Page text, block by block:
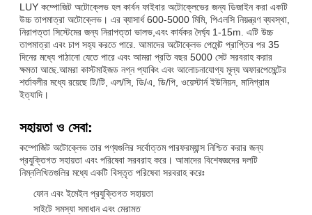
LUY কম্পোজিট অটোক্লেভ হল কার্বন ফাইবার অটোক্লেভের জন্য ডিজাইন করা একটি
উচ্চ তাপমাত্রা অটোক্লেভ। এর ব্যাসার্ধ 600-5000 মিমি, পিএলসি নিয়ন্ত্রণ ব্যবস্থা,
নিরাপত্তা সিস্টেমের জন্য নিরাপত্তা ভালভ,এবং কার্যকর দৈর্ঘ্য 1-15m. এটি উচ্চ
তাপমাত্রা এবং চাপ সহ্য করতে পারে. আমাদের অটোক্লেভ পেমেন্ট প্রাপ্তির পর 35
দিনের মধ্যে পাঠানো যেতে পারে এবং আমরা প্রতি বছর 5000 সেট সরবরাহ করার
ক্ষমতা আছে.আমরা কাস্টমাইজড নগ্ন প্যাকিং এবং আলোচনাযোগ্য মূল্য অফারপেমেন্টের
শর্তাবলীর মধ্যে রয়েছে টি/টি, এল/সি, ডি/এ, ডি/পি, ওয়েস্টার্ন ইউনিয়ন, মানিগ্রাম
ইত্যাদি।
সহায়তা ও সেবা:
কম্পোজিট অটোক্লেভ তার পণ্যগুলির সর্বোত্তম পারফরম্যান্স নিশ্চিত করার জন্য
প্রযুক্তিগত সহায়তা এবং পরিষেবা সরবরাহ করে। আমাদের বিশেষজ্ঞদের দলটি
নিম্নলিখিতগুলির মধ্যে একটি বিস্তৃত পরিষেবা সরবরাহ করেঃ
ফোন এবং ইমেইল প্রযুক্তিগত সহায়তা
সাইটে সমস্যা সমাধান এবং মেরামত